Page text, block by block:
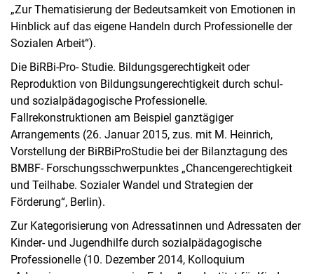
„Zur Thematisierung der Bedeutsamkeit von Emotionen in
Hinblick auf das eigene Handeln durch Professionelle der
Sozialen Arbeit“).
Die BiRBi-Pro- Studie. Bildungsgerechtigkeit oder
Reproduktion von Bildungsungerechtigkeit durch schul-
und sozialpädagogische Professionelle.
Fallrekonstruktionen am Beispiel ganztägiger
Arrangements (26. Januar 2015, zus. mit M. Heinrich,
Vorstellung der BiRBiProStudie bei der Bilanztagung des
BMBF- Forschungsschwerpunktes „Chancengerechtigkeit
und Teilhabe. Sozialer Wandel und Strategien der
Förderung“, Berlin).
Zur Kategorisierung von Adressatinnen und Adressaten der
Kinder- und Jugendhilfe durch sozialpädagogische
Professionelle (10. Dezember 2014, Kolloquium